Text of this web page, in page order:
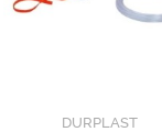
DURPLAST